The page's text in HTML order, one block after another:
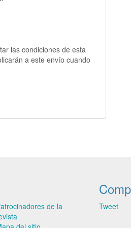
las condiciones de esta
a este envío cuando
de la
Tweet